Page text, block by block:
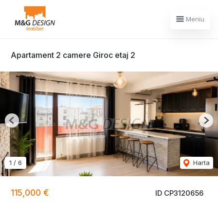
Meniu
Apartament 2 camere Giroc etaj 2
ID CP3120656
115,000 €
1 / 6 Harta
Previous